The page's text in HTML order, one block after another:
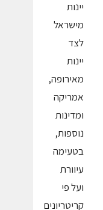
יינות
מישראל
לצד
יינות
מאירופה,
אמריקה
ומדינות
נוספות,
בטעימה
עיוורת
ועל פי
קריטריונים